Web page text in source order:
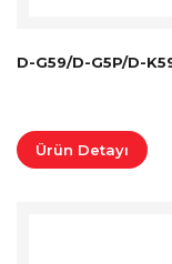
D-G59/D-G5P/D-
Ürün Detayı